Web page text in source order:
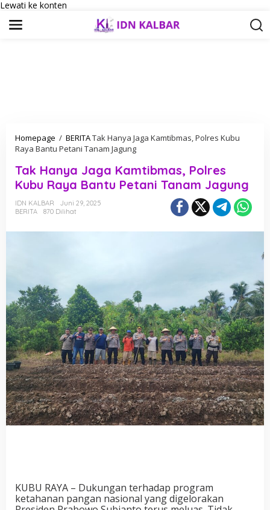
Lewati ke konten
Homepage / BERITATak Hanya Jaga Kamtibmas, Polres Kubu
Raya Bantu Petani Tanam Jagung
Tak Hanya Jaga Kamtibmas, Polres
Kubu Raya Bantu Petani Tanam Jagung
IDN KALBAR
Juni 29, 2025
BERITA
870 Dilihat
KUBU RAYA – Dukungan terhadap program
ketahanan pangan nasional yang digelorakan